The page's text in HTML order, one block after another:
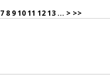
7 8 91011 1213 ... > >>